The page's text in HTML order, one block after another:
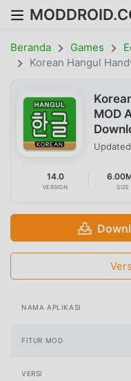
Beranda Games
Korean Hangul
MOD
14.0
VERSION SIZE
NAMA APLIKASI
FITUR MOD
VERSI